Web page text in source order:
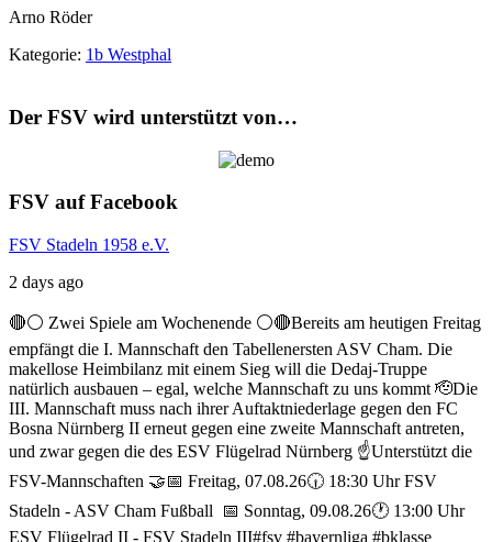
Arno Röder
Kategorie: 1b Westphal
Der FSV wird unterstützt von…
FSV auf Facebook
FSV Stadeln 1958 e.V.
2 days ago
🔴⚪ Zwei Spiele am Wochenende ⚪️🔴Bereits am heutigen Freitag
empfängt die I. Mannschaft den Tabellenersten ASV Cham. Die
makellose Heimbilanz mit einem Sieg will die Dedaj-Truppe
natürlich ausbauen – egal, welche Mannschaft zu uns kommt 🫡Die
III. Mannschaft muss nach ihrer Auftaktniederlage gegen den FC
Bosna Nürnberg II erneut gegen eine zweite Mannschaft antreten,
und zwar gegen die des ESV Flügelrad Nürnberg ☝️Unterstützt die
FSV-Mannschaften 🤝📅 Freitag, 07.08.26🕡 18:30 Uhr FSV
Stadeln - ASV Cham Fußball
📅 Sonntag, 09.08.26🕐 13:00 Uhr
ESV Flügelrad II - FSV Stadeln III#fsv #bayernliga #bklasse